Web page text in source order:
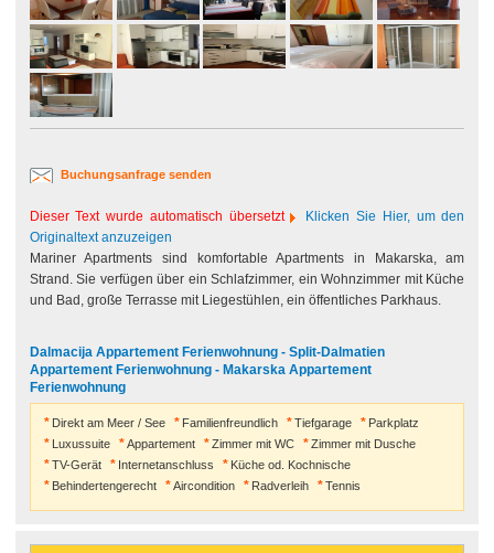
Buchungsanfrage senden
Dieser Text wurde automatisch übersetzt
Klicken Sie Hier, um den
Originaltext anzuzeigen
Mariner Apartments sind komfortable Apartments in Makarska, am
Strand. Sie verfügen über ein Schlafzimmer, ein Wohnzimmer mit Küche
und Bad, große Terrasse mit Liegestühlen, ein öffentliches Parkhaus.
Dalmacija Appartement Ferienwohnung - Split-Dalmatien
Appartement Ferienwohnung - Makarska Appartement
Ferienwohnung
Direkt am Meer / See Familienfreundlich Tiefgarage
Parkplatz
Luxussuite
Appartement Zimmer mit WC
Zimmer mit Dusche
TV-Gerät
Internetanschluss
Küche od. Kochnische
Behindertengerecht
Aircondition Radverleih Tennis